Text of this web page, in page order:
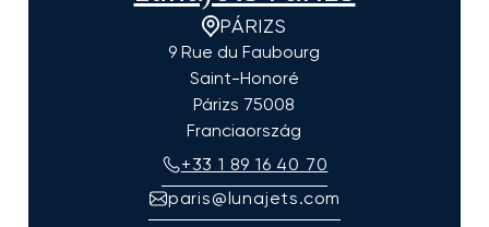
PÁRIZS
9 Rue du Faubourg
Saint-Honoré
Párizs 75008
Franciaország
+33 1 89 16 40 70
paris@lunajets.com